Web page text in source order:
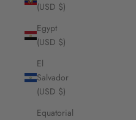
(USD $)
Egypt
(USD $)
El
Salvador
(USD $)
Equatorial